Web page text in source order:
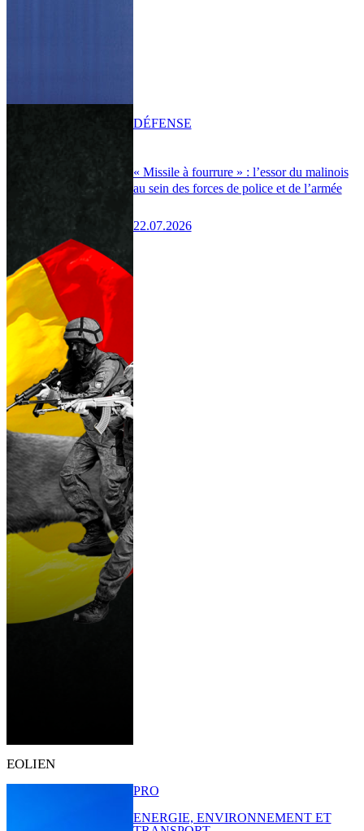
« Missile à fourrure » : l’essor du malinois
au sein des forces de police et de l’armée
22.07.2026
DÉFENSE
EOLIEN
PRO
ENERGIE, ENVIRONNEMENT ET